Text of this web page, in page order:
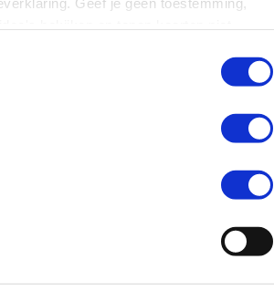
bestaat
plegen
Ook als
in